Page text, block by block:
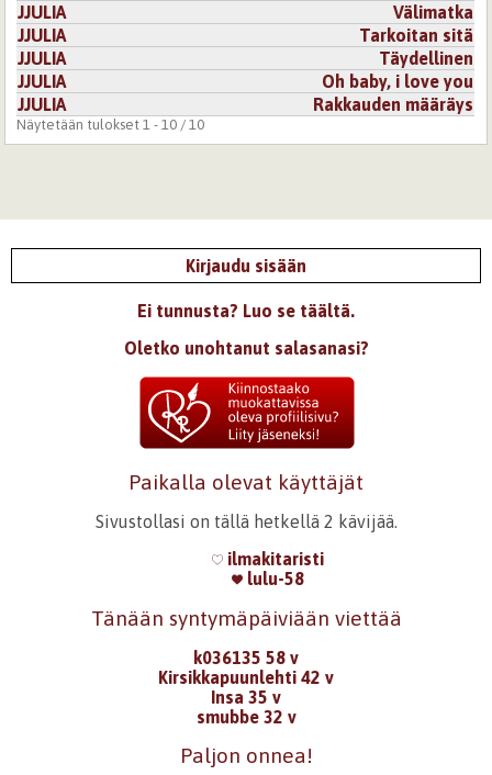
JJULIA
Välimatka
JJULIA
Tarkoitan sitä
JJULIA
Täydellinen
JJULIA
Oh baby, i love you
JJULIA
Rakkauden määräys
Näytetään tulokset 1 - 10 / 10
Kirjaudu sisään
Ei tunnusta? Luo se täältä.
Oletko unohtanut salasanasi?
Paikalla olevat käyttäjät
Sivustollasi on tällä hetkellä 2 kävijää.
ilmakitaristi
lulu-58
Tänään syntymäpäiviään viettää
k036135 58 v
Kirsikkapuunlehti 42 v
Insa 35 v
smubbe 32 v
Paljon onnea!